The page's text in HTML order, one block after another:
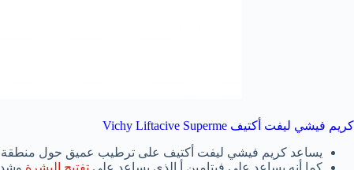
كريم فيشي ليفت أكتيف Vichy Liftacive Superme
يساعد كريم فيشي ليفت أكتيف على ترطيب عميق حول منطقة
كما أنه يساعد على فيتامين أ الذي يساعد على تفتيح البشرة وشد